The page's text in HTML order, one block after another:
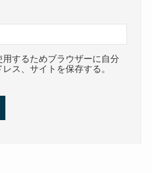
するためブラウザーに自分
ス、サイトを保存する。